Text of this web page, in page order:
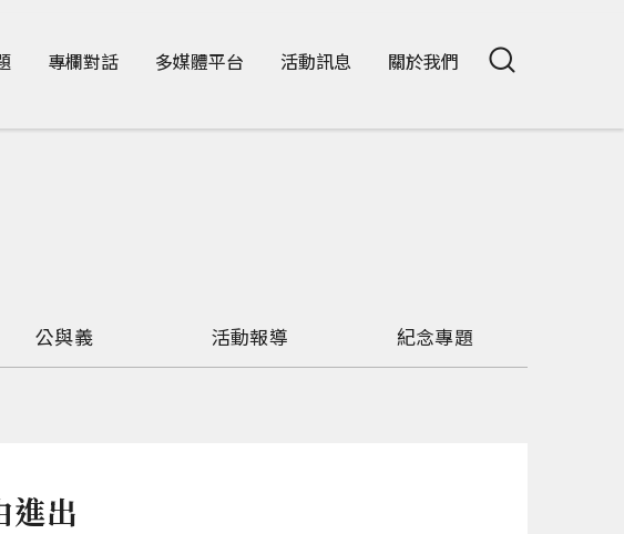
專欄對話 多媒體平台 活動訊息 關於我們
公與義 活動報導 紀念專題
進出